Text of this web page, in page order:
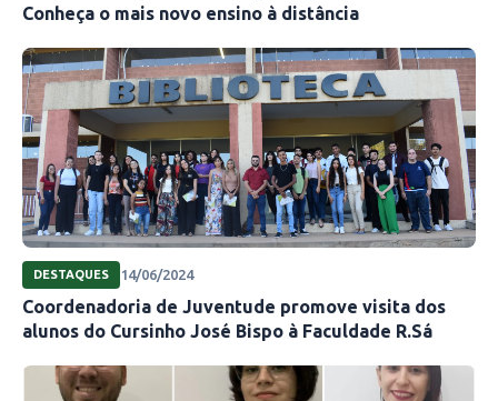
Conheça o mais novo ensino à distância
DESTAQUES 14/06/2024
Coordenadoria de Juventude promove visita dos
alunos do Cursinho José Bispo à Faculdade R.Sá